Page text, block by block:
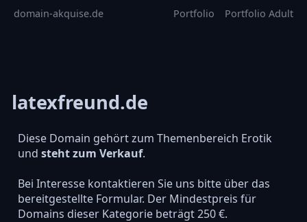
domain-akquise.de Portfolio Portfolio Adult
latexfreund.de
Diese Domain gehört zum Themenbereich Erotik
und steht zum Verkauf.
Bei Interesse kontaktieren Sie uns bitte über das
bereitgestellte Formular. Der Mindestpreis für
Domains dieser Kategorie beträgt 250 €.